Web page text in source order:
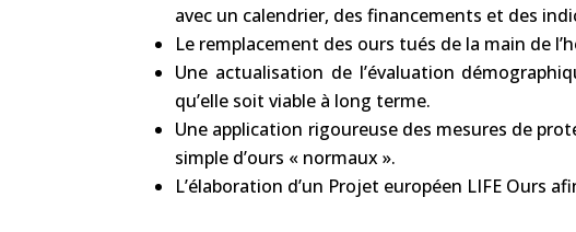
avec un calendrier, des financements et des
Le remplacement des ours tués de la main de
Une actualisation de l’évaluation
qu’elle soit viable à long terme.
Une application rigoureuse des mesures de
simple d’ours « normaux ».
L’élaboration d’un Projet européen LIFE Ours